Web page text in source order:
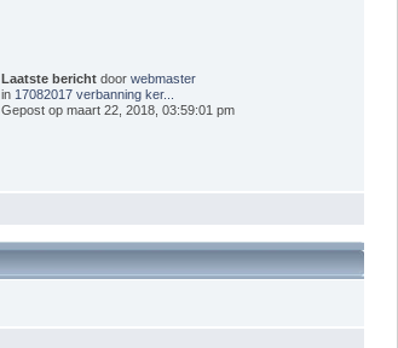
Laatste bericht doorwebmaster
in 17082017 verbanning ker...
Gepost op maart 22, 2018, 03:59:01 pm